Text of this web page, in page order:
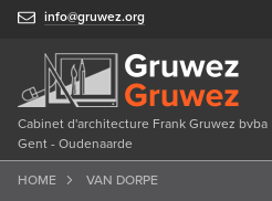
info@gruwez.org
Cabinet d'architecture Frank Gruwez bvba
Gent - Oudenaarde
HOME VAN DORPE